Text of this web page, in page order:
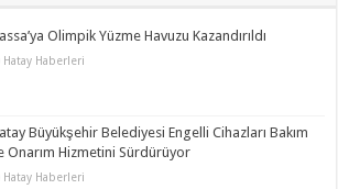
Olimpik Yüzme Havuzu Kazandırıldı
Hatay Haberleri
Büyükşehir Belediyesi Engelli Cihazları Bakım
Onarım Hizmetini Sürdürüyor
Hatay Haberleri